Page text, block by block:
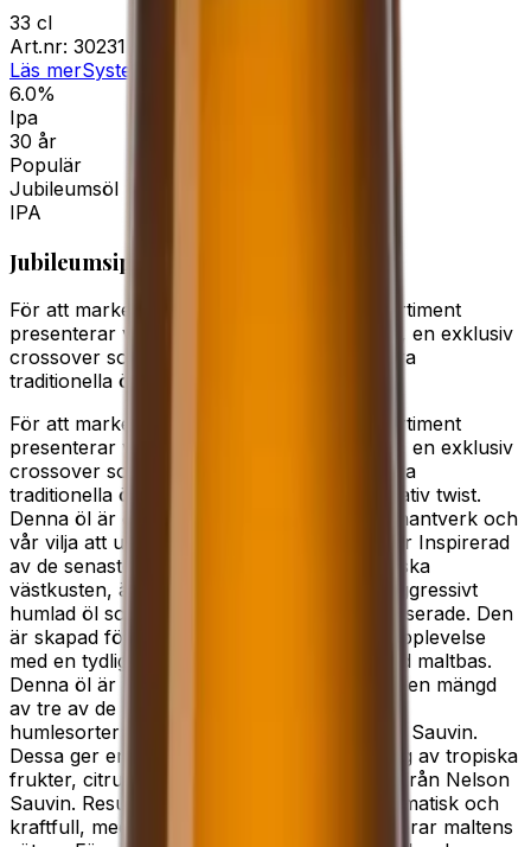
33 cl
Art.nr: 30231
Läs merSystembolaget
6.0%
Ipa
30 år
Populär
Jubileumsöl
IPA
Jubileumsipa
För att markera ett speciellt tillfälle i vårt sortiment
presenterar vi stolt Ahlafors Jubileums IPA, en exklusiv
crossover som kombinerar det bästa av våra
traditionella ölsorter med en…
För att markera ett speciellt tillfälle i vårt sortiment
presenterar vi stolt Ahlafors Jubileums IPA, en exklusiv
crossover som kombinerar det bästa av våra
traditionella ölsorter med en modern, innovativ twist.
Denna öl är ett uttryck för vår passion för hantverk och
vår vilja att utforska nya smaker och aromer Inspirerad
av de senaste trenderna från den amerikanska
västkusten, är denna IPA en kraftfull och aggressivt
humlad öl som tilltalar den moderna ölintresserade. Den
är skapad för att erbjuda en intensiv smakupplevelse
med en tydlig humleprofil och en balanserad maltbas.
Denna öl är humlad med en nästan överdriven mängd
av tre av de mest framstående amerikanska
humlesorterna: Mosaic, Simcoe och Nelson Sauvin.
Dessa ger en komplex aromprofil med inslag av tropiska
frukter, citrus, och en subtil vinös karaktär från Nelson
Sauvin. Resultatet är en öl som är både aromatisk och
kraftfull, med en tydlig bitterhet som balanserar maltens